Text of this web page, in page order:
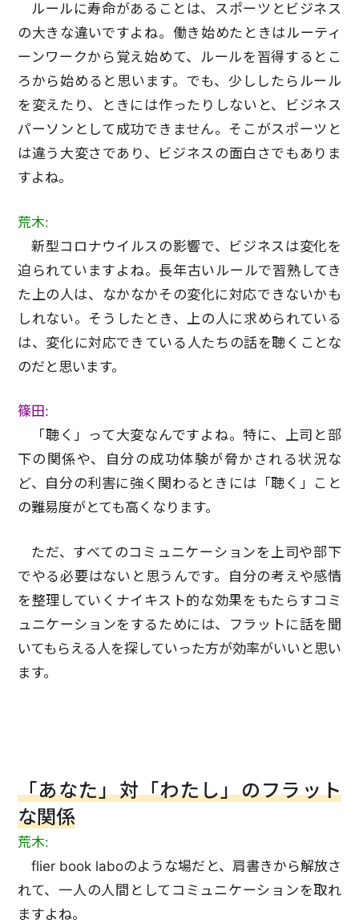
ルールに寿命があることは、スポーツとビジネス
の大きな違いですよね。働き始めたときはルーティ
ーンワークから覚え始めて、ルールを習得するとこ
ろから始めると思います。でも、少ししたらルール
を変えたり、ときには作ったりしないと、ビジネス
パーソンとして成功できません。そこがスポーツと
は違う大変さであり、ビジネスの面白さでもありま
すよね。
荒木:
新型コロナウイルスの影響で、ビジネスは変化を
迫られていますよね。長年古いルールで習熟してき
た上の人は、なかなかその変化に対応できないかも
しれない。そうしたとき、上の人に求められている
は、変化に対応できている人たちの話を聴くことな
のだと思います。
篠田:
「聴く」って大変なんですよね。特に、上司と部
下の関係や、自分の成功体験が脅かされる状況な
ど、自分の利害に強く関わるときには「聴く」こと
の難易度がとても高くなります。
ただ、すべてのコミュニケーションを上司や部下
でやる必要はないと思うんです。自分の考えや感情
を整理していくナイキスト的な効果をもたらすコミ
ュニケーションをするためには、フラットに話を聞
いてもらえる人を探していった方が効率がいいと思い
ます。
「あなた」対「わたし」のフラット
な関係
荒木:
flier book laboのような場だと、肩書きから解放さ
れて、一人の人間としてコミュニケーションを取れ
ますよね。